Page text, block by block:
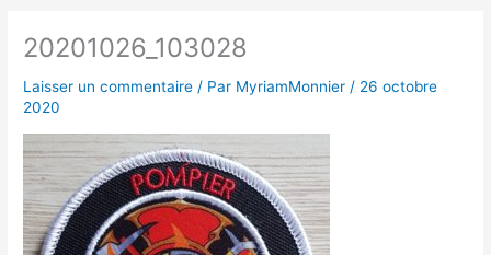
20201026_103028
Laisser un commentaire / Par MyriamMonnier / 26 octobre
2020